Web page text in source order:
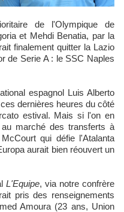
et Mehdi Benatia, par la
finalement quitter la Lazio
de Serie A : le SSC Naples
espagnol Luis Alberto
dernières heures du côté
estival. Mais si l'on en
marché des transferts à
qui défie l'Atalanta
aurait bien réouvert un
L'Equipe, via notre confrère
pris des renseignements
Amoura (23 ans, Union